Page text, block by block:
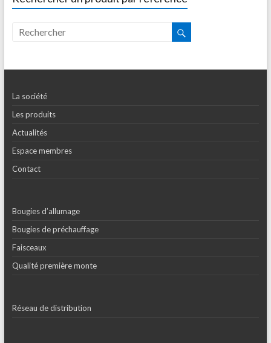
La société
Les produits
Actualités
Espace membres
Contact
Bougies d’allumage
Bougies de préchauffage
Faisceaux
Qualité première monte
Réseau de distribution